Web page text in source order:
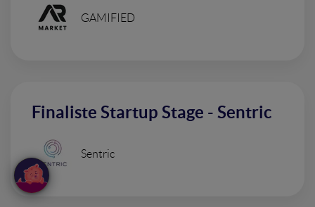
GAMIFIED
Finaliste Startup Stage - Sentric
Sentric